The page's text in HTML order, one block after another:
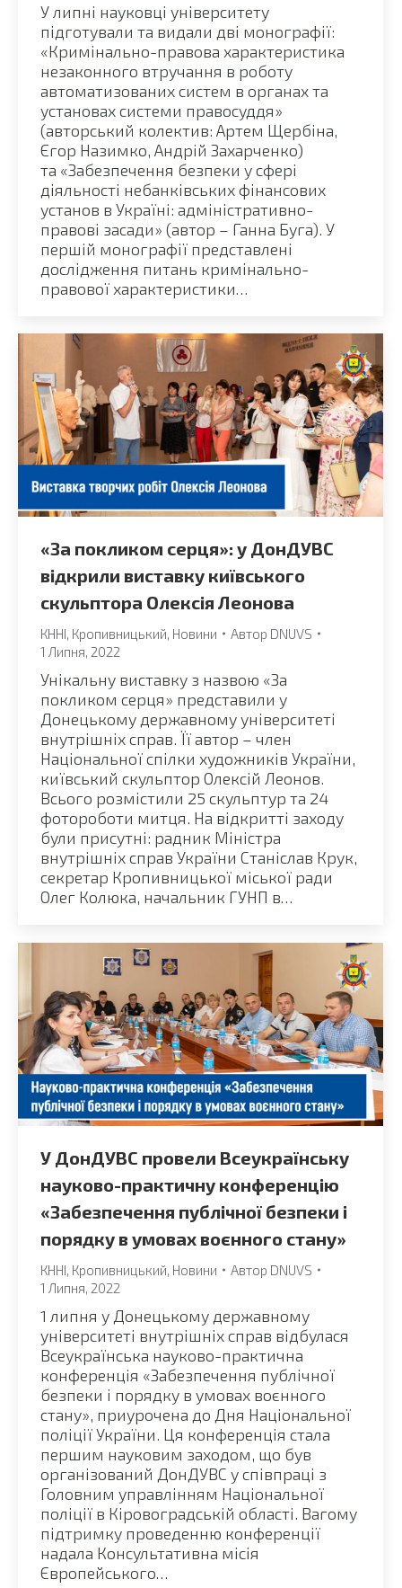
У липні науковці університету
підготували та видали дві монографії:
«Кримінально-правова характеристика
незаконного втручання в роботу
автоматизованих систем в органах та
установах системи правосуддя»
(авторський колектив: Артем Щербіна,
Єгор Назимко, Андрій Захарченко)
та «Забезпечення безпеки у сфері
діяльності небанківських фінансових
установ в Україні: адміністративно-
правові засади» (автор – Ганна Буга). У
першій монографії представлені
дослідження питань кримінально-
правової характеристики…
«За покликом серця»: у ДонДУВС
відкрили виставку київського
скульптора Олексія Леонова
КННІ Кропивницький Новини Автор DNUVS
1 Липня, 2022
Унікальну виставку з назвою «За
покликом серця» представили у
Донецькому державному університеті
внутрішніх справ. Її автор – член
Національної спілки художників України,
київський скульптор Олексій Леонов.
Всього розмістили 25 скульптур та 24
фотороботи митця. На відкритті заходу
були присутні: радник Міністра
внутрішніх справ України Станіслав Крук,
секретар Кропивницької міської ради
Олег Колюка, начальник ГУНП в…
У ДонДУВС провели Всеукраїнську
науково-практичну конференцію
«Забезпечення публічної безпеки і
порядку в умовах воєнного стану»
КННІ Кропивницький Новини Автор DNUVS
1 Липня, 2022
1 липня у Донецькому державному
університеті внутрішніх справ відбулася
Всеукраїнська науково-практична
конференція «Забезпечення публічної
безпеки і порядку в умовах воєнного
стану», приурочена до Дня Національної
поліції України. Ця конференція стала
першим науковим заходом, що був
організований ДонДУВС у співпраці з
Головним управлінням Національної
поліції в Кіровоградській області. Вагому
підтримку проведенню конференції
надала Консультативна місія
Європейського…